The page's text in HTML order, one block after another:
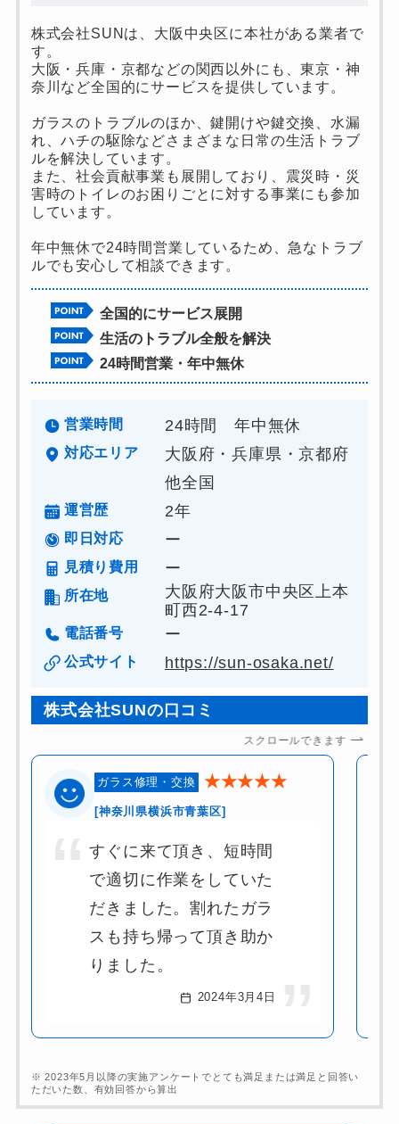
株式会社SUNは、大阪中央区に本社がある業者で
す。
大阪・兵庫・京都などの関西以外にも、東京・神
奈川など全国的にサービスを提供しています。
ガラスのトラブルのほか、鍵開けや鍵交換、水漏
れ、ハチの駆除などさまざまな日常の生活トラブ
ルを解決しています。
また、社会貢献事業も展開しており、震災時・災
害時のトイレのお困りごとに対する事業にも参加
しています。
年中無休で24時間営業しているため、急なトラブ
ルでも安心して相談できます。
全国的にサービス展開
生活のトラブル全般を解決
24時間営業・年中無休
営業時間 24時間 年中無休
対応エリア
大阪府・兵庫県・京都府
他全国
運営歴 2年
即日対応 ー
見積り費用 ー
所在地
大阪府大阪市中央区上本
町西2-4-17
電話番号 ー
公式サイト https://sun-osaka.net/
株式会社SUNの口コミ
スクロールできます
ガラス修理・交換 ★★★★★
[神奈川県横浜市青葉区]
すぐに来て頂き、短時間
で適切に作業をしていた
だきました。割れたガラ
スも持ち帰って頂き助か
りました。
2024年3月4日
※ 2023年5月以降の実施アンケートでとても満足または満足と回答い
ただいた数、有効回答から算出